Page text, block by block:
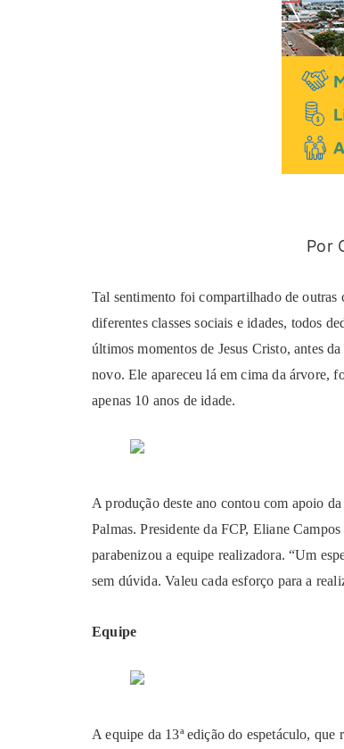
Por
Tal sentimento foi compartilhado de outras
diferentes classes sociais e idades, todos
últimos momentos de Jesus Cristo, antes
novo. Ele apareceu lá em cima da árvore,
apenas 10 anos de idade.
A produção deste ano contou com apoio
Palmas. Presidente da FCP, Eliane
parabenizou a equipe realizadora. “Um
sem dúvida. Valeu cada esforço para a
Equipe
A equipe da 13ª edição do espetáculo, que